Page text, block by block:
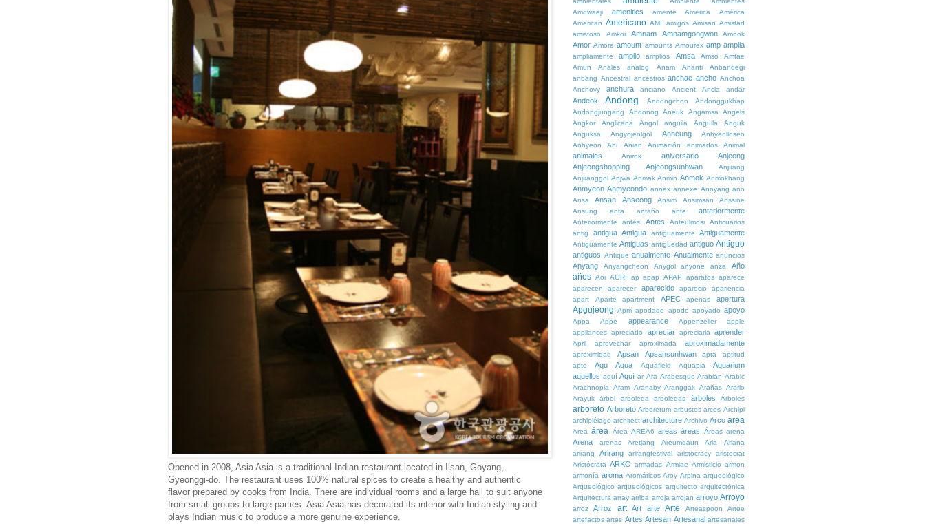
Opened in 2008, Asia Asia is a traditional Indian restaurant located in Ilsan, Goyang,
Gyeonggi-do. The restaurant uses 100% natural spices to create a healthy and authentic
flavor prepared by cooks from India. There are individual rooms and a large hall to suit anyone
from small groups to large parties. Asia Asia has decorated its interior with Indian styling and
plays Indian music to produce a more genuine experience.
Amdwaeji
amenities amente America
América
American Americano AMI amigos Amisan Amistad
amistoso
Amkor Amnam Amnamgongwon Amnok
Amor Amore amount amounts Amourex amp amplia
ampliamente amplio amplios Amsa Amso
Amtae
Amun
Anales analog Anam Ananti
Anbandegi
anbang Ancestral ancestros anchae ancho Anchoa
Anchovy
anchura anciano Ancient Ancla andar
Andeok Andong Andongchon
Andonggukbap
Andongjungang
Andonog Aneuk Angamsa
Angels
Angkor
Anglicana Angol anguila Anguila
Anguk
Anguksa
Angyojeolgol Anheung
Anhyeolloseo
Anhyeon
Ani Anian Animación animados Animal
animales Anirok aniversario
Anjeong
Anjeongshopping
Anjeongsunhwan
Anjirang
Anjiranggol Anjwa Anmak Anmin Anmok Anmokhang
Anmyeon Anmyeondo annex annexe Annyang ano
Ansa
Ansan Anseong Ansim Ansimsan
Anssine
Ansung
anta antaño ante anteriormente
Anteriormente antes Antes Anteulmosi
Anticuarios
antig
antigua Antigua antiguamente Antiguamente
Antigüamente Antiguas antigüedad antiguo Antiguo
antiguos Antique anualmente Anualmente anuncios
Anyang Anyangcheon Anygol anyone anza Año
años Aoi AORI ap apap APAP aparatos aparece
aparecen
aparecer aparecido apareció
apariencia
apart
Aparte apartment APEC apenas apertura
Apgujeong Apm apodado apodo apoyado apoyo
Appa Appe appearance Appenzeller
apple
appliances apreciado apreciar apreciarla aprender
April aprovechar aproximada aproximadamente
aproximidad Apsan Apsansunhwan apta
aptitud
apto
Aqu Aqua Aquafield Aquapia
Aquarium
aquellos aquí Aquí ar Ara Arabesque Arabian Arabic
Arachnopia
Aram Aranaby Aranggak Arañas Arario
Arayuk
árbol arboleda arboledas árboles Árboles
arboreto Arboreto Arboretum arbustos arces Archipi
archipiélago architect architecture Archivo Arco area
Area área Área AREA6 areas áreas Áreas arena
Arena arenas Aretjang Areumdaun Aria
Ariana
arirang
Arirang arirangfestival aristocracy
aristocrat
Aristócrata ARKO armadas Armiae Armisticio armon
armonía aroma Aromáticos Aroy Arpina arqueológico
Arqueológico arqueológicos arquitecto arquitectónica
Arquitectura array arriba arroja arrojan arroyo Arroyo
arroz Arroz art Art arte Arte Arteaspoon
Artee
artefactos artes Artes Artesan Artesanal artesanales